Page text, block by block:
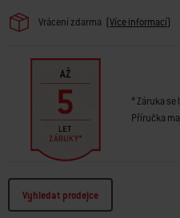
Vrácení zdarma (Více informací)
* Záruka
Příručka
Vyhledat prodejce